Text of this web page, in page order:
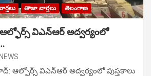
తాజా వార్తలు తెలంగాణ
ఆల్ఫోర్స్ విఎన్ఆర్ అద్వర్యంలో
ఆల్ఫోర్స్ విఎన్ఆర్ అద్వర్యంలో పుస్తకాలు